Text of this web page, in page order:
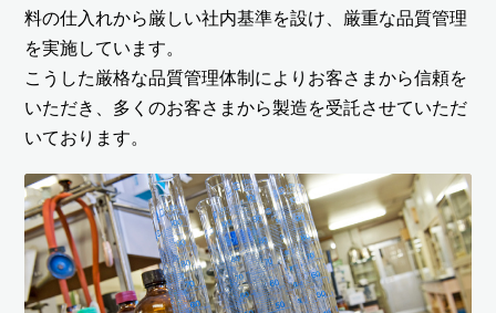
料の仕入れから厳しい社内基準を設け、厳重な品質管理
を実施しています。
こうした厳格な品質管理体制によりお客さまから信頼を
いただき、多くのお客さまから製造を受託させていただ
いております。